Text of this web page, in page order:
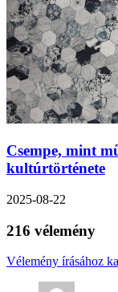
Csempe, mint
kultúrtörténete
2025-08-22
216 vélemény
Vélemény írásához